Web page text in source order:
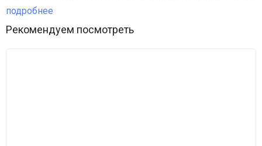
стоков.
Как правило, такие емкости устанавливают в случаях, когда
подробнее
Рекомендуем посмотреть